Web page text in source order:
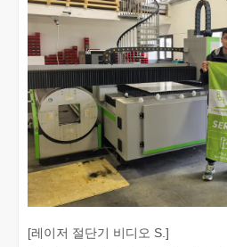
좋은 선택인가요? 레이저 용접은 얼마나 강력합니까?
레이저 용접은 뛰어난 정밀도와 효
[레이저 절단기 비디오 S.]